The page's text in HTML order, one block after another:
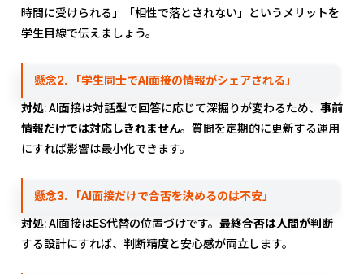
時間に受けられる」「相性で落とされない」というメリットを
学生目線で伝えましょう。
懸念2. 「学生同士でAI面接の情報がシェアされる」
対処: AI面接は対話型で回答に応じて深掘りが変わるため、 事前
情報だけでは対応しきれません。質問を定期的に更新する運用
にすれば影響は最小化できます。
懸念3. 「AI面接だけで合否を決めるのは不安」
対処: AI面接はES代替の位置づけです。 最終合否は人間が判断
する設計にすれば、判断精度と安心感が両立します。